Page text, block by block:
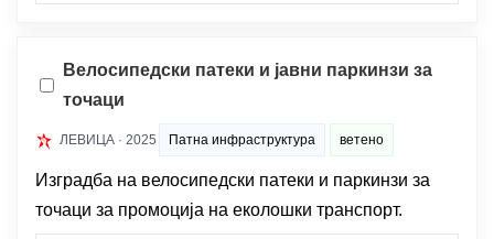
Велосипедски патеки и јавни паркинзи за
точаци
ЛЕВИЦА · 2025 Патна инфраструктура ветено
Изградба на велосипедски патеки и паркинзи за
точаци за промоција на еколошки транспорт.